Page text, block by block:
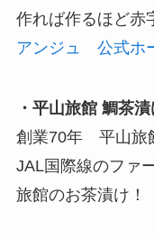
作れば作るほど赤
アンジュ 公式ホ
・平山旅館 鯛茶
創業70年 平山旅
JAL国際線のファ
旅館のお茶漬け！